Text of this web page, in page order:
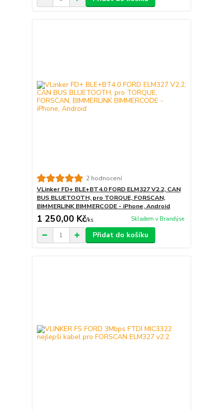
2 hodnocení
VLinker FD+ BLE+BT4.0 FORD ELM327 V2.2, CAN
BUS BLUETOOTH, pro TORQUE, FORSCAN,
BIMMERLINK BIMMERCODE - iPhone, Android
1 250,00 Kč/ks Skladem v Brandýse
Přidat do košíku